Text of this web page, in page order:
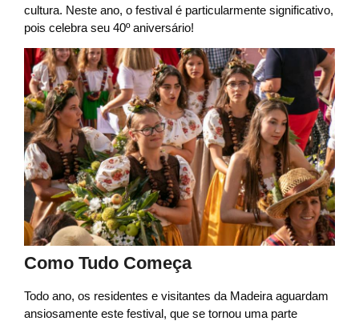
cultura. Neste ano, o festival é particularmente significativo,
pois celebra seu 40º aniversário!
Como Tudo Começa
Todo ano, os residentes e visitantes da Madeira aguardam
ansiosamente este festival, que se tornou uma parte